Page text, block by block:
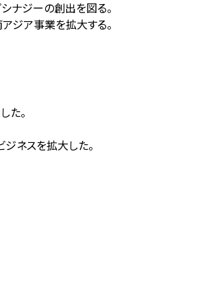
ナジーの創出を図る。
ジア事業を拡大する。
た。
ネスを拡大した。